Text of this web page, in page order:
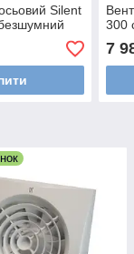
Silent
300
7